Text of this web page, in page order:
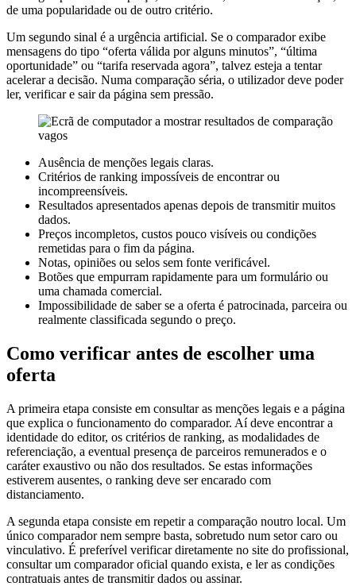
de uma popularidade ou de outro critério.
Um segundo sinal é a urgência artificial. Se o comparador exibe
mensagens do tipo “oferta válida por alguns minutos”, “última
oportunidade” ou “tarifa reservada agora”, talvez esteja a tentar
acelerar a decisão. Numa comparação séria, o utilizador deve poder
ler, verificar e sair da página sem pressão.
Ausência de menções legais claras.
Critérios de ranking impossíveis de encontrar ou
incompreensíveis.
Resultados apresentados apenas depois de transmitir muitos
dados.
Preços incompletos, custos pouco visíveis ou condições
remetidas para o fim da página.
Notas, opiniões ou selos sem fonte verificável.
Botões que empurram rapidamente para um formulário ou
uma chamada comercial.
Impossibilidade de saber se a oferta é patrocinada, parceira ou
realmente classificada segundo o preço.
Como verificar antes de escolher uma
oferta
A primeira etapa consiste em consultar as menções legais e a página
que explica o funcionamento do comparador. Aí deve encontrar a
identidade do editor, os critérios de ranking, as modalidades de
referenciação, a eventual presença de parceiros remunerados e o
caráter exaustivo ou não dos resultados. Se estas informações
estiverem ausentes, o ranking deve ser encarado com
distanciamento.
A segunda etapa consiste em repetir a comparação noutro local. Um
único comparador nem sempre basta, sobretudo num setor caro ou
vinculativo. É preferível verificar diretamente no site do profissional,
consultar um comparador oficial quando exista, e ler as condições
contratuais antes de transmitir dados ou assinar.